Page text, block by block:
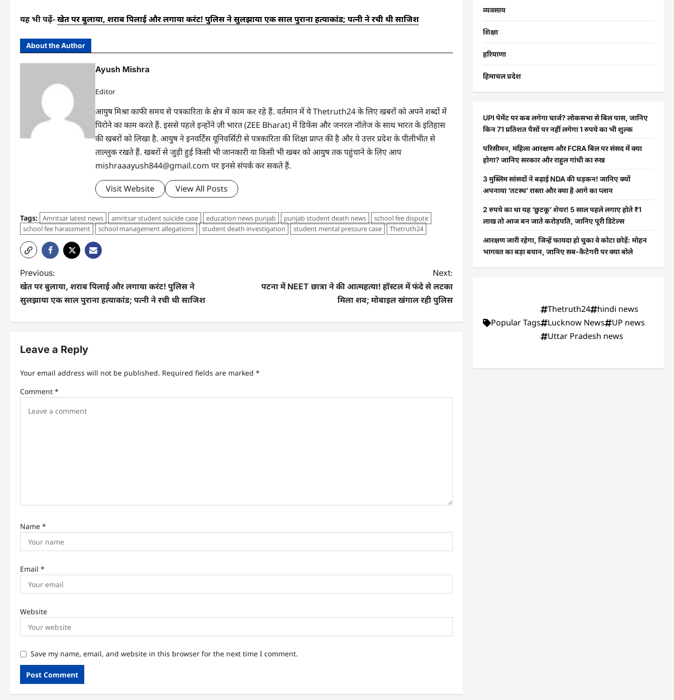
यह भी पढ़ें-खेत पर बुलाया, शराब पिलाई और लगाया करंट! पुलिस ने सुलझाया एक साल पुराना हत्याकांड; पत्नी ने रची थी साजिश
About the Author
Ayush Mishra
Editor
आयुष मिश्रा काफी समय से पत्रकारिता के क्षेत्र में काम कर रहे हैं. वर्तमान में ये Thetruth24 के लिए खबरों को अपने शब्दों में
पिरोने का काम करते हैं. इससे पहले इन्होंने ज़ी भारत (ZEE Bharat) में डिफेंस और जनरल नॉलेज के साथ भारत के इतिहास
की खबरों को लिखा है. आयुष ने इनवर्टिस यूनिवर्सिटी से पत्रकारिता की शिक्षा प्राप्त की है और ये उत्तर प्रदेश के पीलीभीत से
ताल्लुक रखते हैं. खबरों से जुड़ी हुई किसी भी जानकारी या किसी भी खबर को आयुष तक पहुंचाने के लिए आप
mishraaayush844@gmail.com पर इनसे संपर्क कर सकते हैं.
Visit Website View All Posts
Tags: Amritsar latest news amritsar student suicide case education news punjab punjab student death news
school fee dispute
school fee harassment
school management allegations student death investigation student mental pressure case Thetruth24
Previous:
खेत पर बुलाया, शराब पिलाई और लगाया करंट! पुलिस ने
सुलझाया एक साल पुराना हत्याकांड; पत्नी ने रची थी साजिश
Next:
पटना में NEET छात्रा ने की आत्महत्या! हॉस्टल में फंदे से लटका
मिला शव; मोबाइल खंगाल रही पुलिस
Leave a Reply
Your email address will not be published. Required fields are marked *
Comment *
Name *
Email *
Website
Save my name, email, and website in this browser for the next time I comment.
व्यवसाय
शिक्षा
हरियाणा
हिमाचल प्रदेश
UPI पेमेंट पर कब लगेगा चार्ज? लोकसभा से बिल पास, जानिए
किन 71 प्रतिशत पैसों पर नहीं लगेगा 1 रुपये का भी शुल्क
परिसीमन, महिला आरक्षण और FCRA बिल पर संसद में क्या
होगा? जानिए सरकार और राहुल गांधी का रुख
3 मुस्लिम सांसदों ने बढ़ाई NDA की धड़कन! जानिए क्यों
अपनाया ‘तटस्थ’ रास्ता और क्या है आगे का प्लान
2 रुपये का था यह ‘छुटकू’ शेयर! 5 साल पहले लगाए होते ₹1
लाख तो आज बन जाते करोड़पति, जानिए पूरी डिटेल्स
आरक्षण जारी रहेगा, जिन्हें फायदा हो चुका वे कोटा छोड़ें: मोहन
भागवत का बड़ा बयान, जानिए सब-कैटेगरी पर क्या बोले
Popular Tags
Thetruth24
hindi news
Lucknow News
UP news
Uttar Pradesh news